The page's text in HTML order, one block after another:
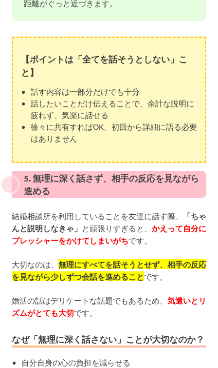
距離がぐっと近づきます。
【ポイントは「全てを話そうとしない」こ
と】
話す内容は一部分だけでも十分
話したいことだけ伝えることで、余計な説明に
疲れず、気楽に話せる
徐々に共有すればOK、初回から詳細に語る必要
はありません
5. 無理に深く話さず、相手の反応を見ながら
進める
結婚相談所を利用していることを友達に話す際、
「ちゃ
んと説明しなきゃ」 と頑張りすぎると、 かえって自分に
プレッシャーをかけてしまいがちです。
大切なのは、 無理にすべてを話そうとせず、相手の反応
を見ながら少しずつ会話を進めることです。
婚活の話はデリケートな話題でもあるため、 気遣いとリ
ズムがとても大切です。
なぜ「無理に深く話さない」ことが大切なのか？
自分自身の心の負担を減らせる